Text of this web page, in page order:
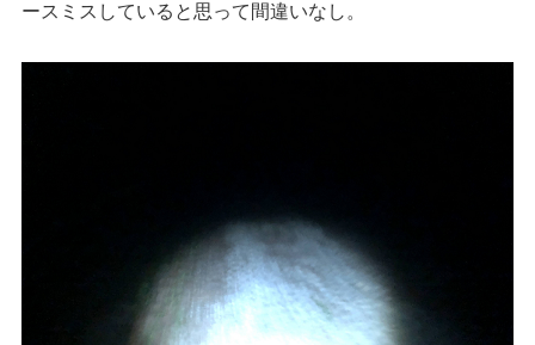
ースミスしていると思って間違いなし。